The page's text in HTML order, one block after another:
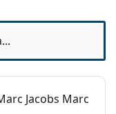
Jacobs Marc